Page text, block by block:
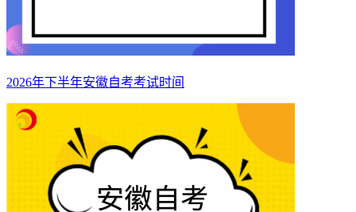
2026年下半年安徽自考考试时间